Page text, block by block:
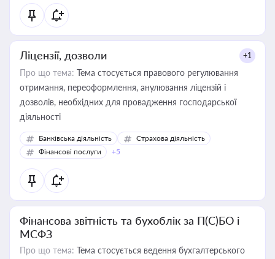
Ліцензії, дозволи +1
Про що тема: Тема стосується правового регулювання
отримання, переоформлення, анулювання ліцензій і
дозволів, необхідних для провадження господарської
діяльності
Банківська діяльність
Страхова діяльність
Фінансові послуги
+5
Фінансова звітність та бухоблік за П(С)БО і
МСФЗ
Про що тема: Тема стосується ведення бухгалтерського